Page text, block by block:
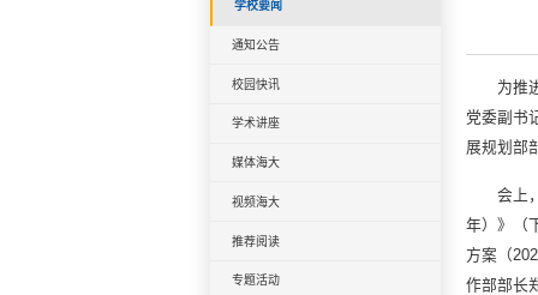
学校要闻
通知公告
校园快讯
学术讲座
媒体海大
视频海大
推荐阅读
专题活动
为推
党委副书
展规划部
会上
年）》（
方案（
作部部长